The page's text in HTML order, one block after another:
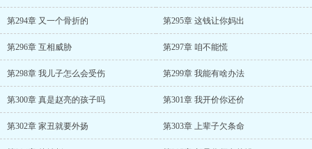
第294章 又一个骨折的 第295章 这钱让你妈出
第296章 互相威胁 第297章 咱不能慌
第298章 我儿子怎么会受伤 第299章 我能有啥办法
第300章 真是赵亮的孩子吗 第301章 我开价你还价
第302章 家丑就要外扬 第303章 上辈子欠条命